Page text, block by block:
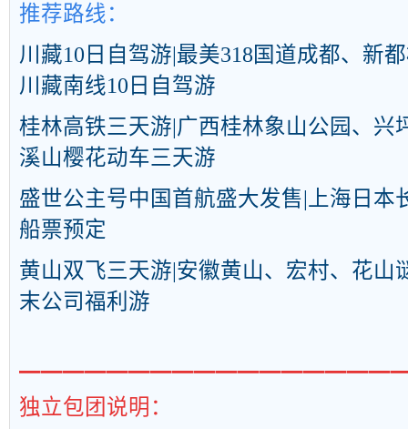
推荐路线：
川藏10日自驾游|最美318国道成都、新
川藏南线10日自驾游
桂林高铁三天游|广西桂林象山公园、兴
溪山樱花动车三天游
盛世公主号中国首航盛大发售|上海日本
船票预定
黄山双飞三天游|安徽黄山、宏村、花山
末公司福利游
独立包团说明：